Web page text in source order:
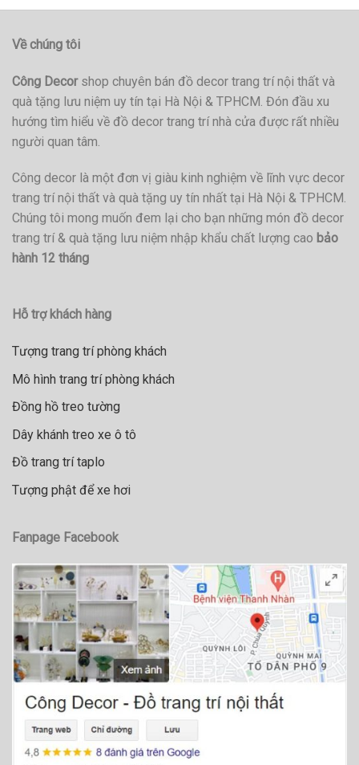
Về chúng tôi
Công Decorshop chuyên bán đồ decor trang trí nội thất và
quà tặng lưu niệm uy tín tại Hà Nội & TPHCM. Đón đầu xu
hướng tìm hiểu về đồ decor trang trí nhà cửa được rất nhiều
người quan tâm.
Công decor là một đơn vị giàu kinh nghiệm về lĩnh vực decor
trang trí nội thất và quà tặng uy tín nhất tại Hà Nội & TPHCM.
Chúng tôi mong muốn đem lại cho bạn những món đồ decor
trang trí & quà tặng lưu niệm nhập khẩu chất lượng cao bảo
hành 12 tháng
Hỗ trợ khách hàng
Tượng trang trí phòng khách
Mô hình trang trí phòng khách
Đồng hồ treo tường
Dây khánh treo xe ô tô
Đồ trang trí taplo
Tượng phật để xe hơi
Fanpage Facebook